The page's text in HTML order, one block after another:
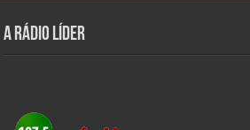
A Rádio Líder